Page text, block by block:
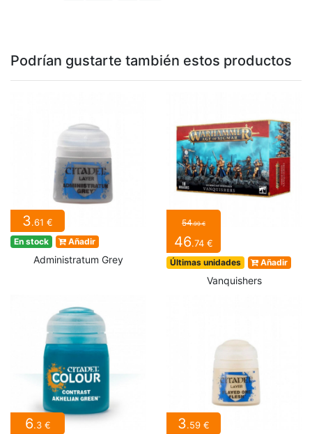
Podrían gustarte también estos productos
3.61 €
En stock Añadir
Administratum Grey
54.99 €
46.74 €
Últimas unidades Añadir
Vanquishers
6.3 € 3.59 €